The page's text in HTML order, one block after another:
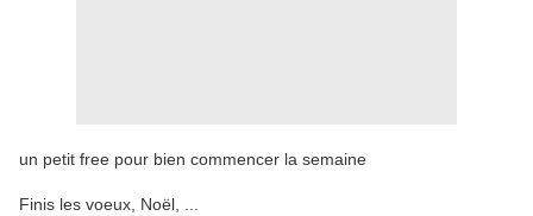
un petit free pour bien commencer la semaine
Finis les voeux, Noël, ...